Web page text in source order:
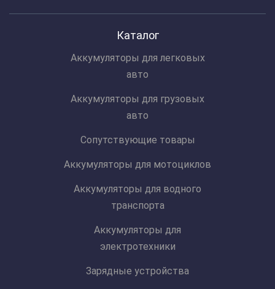
Каталог
Аккумуляторы для легковых
авто
Аккумуляторы для грузовых
авто
Сопутствующие товары
Аккумуляторы для мотоциклов
Аккумуляторы для водного
транспорта
Аккумуляторы для
электротехники
Зарядные устройства